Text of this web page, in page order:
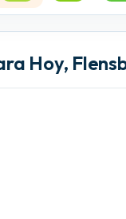
Hoy,